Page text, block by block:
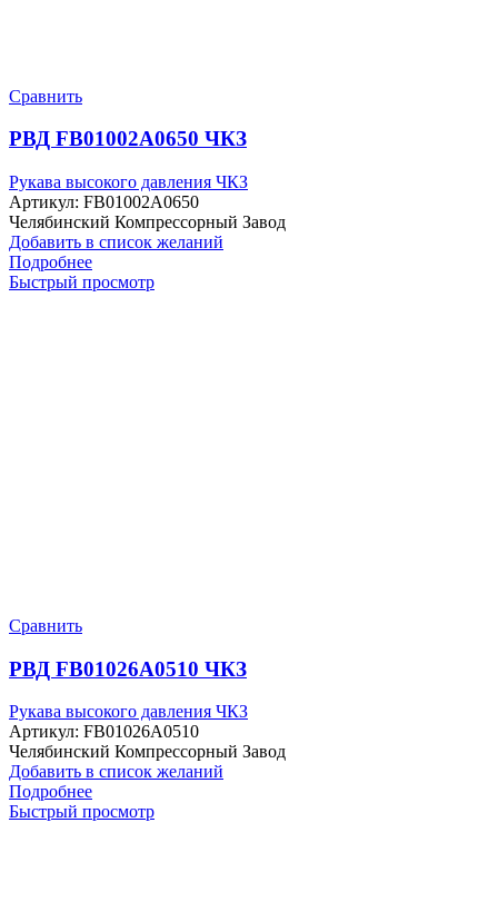
Сравнить
РВД FB01002A0650 ЧКЗ
Рукава высокого давления ЧКЗ
Артикул: FB01002A0650
Челябинский Компрессорный Завод
Добавить в список желаний
Подробнее
Быстрый просмотр
Сравнить
РВД FB01026A0510 ЧКЗ
Рукава высокого давления ЧКЗ
Артикул: FB01026A0510
Челябинский Компрессорный Завод
Добавить в список желаний
Подробнее
Быстрый просмотр